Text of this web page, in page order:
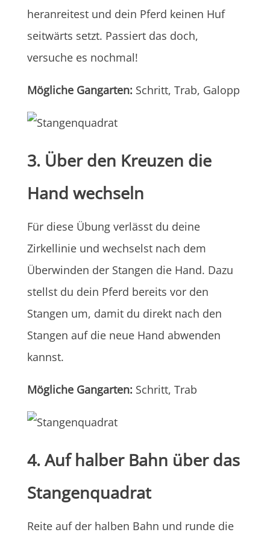
heranreitest und dein Pferd keinen Huf
seitwärts setzt. Passiert das doch,
versuche es nochmal!
Mögliche Gangarten: Schritt, Trab, Galopp
3. Über den Kreuzen die
Hand wechseln
Für diese Übung verlässt du deine
Zirkellinie und wechselst nach dem
Überwinden der Stangen die Hand. Dazu
stellst du dein Pferd bereits vor den
Stangen um, damit du direkt nach den
Stangen auf die neue Hand abwenden
kannst.
Mögliche Gangarten: Schritt, Trab
4. Auf halber Bahn über das
Stangenquadrat
Reite auf der halben Bahn und runde die